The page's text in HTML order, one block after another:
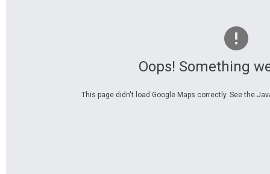
Oops! Something
This page didn't load Google Maps correctly. See the